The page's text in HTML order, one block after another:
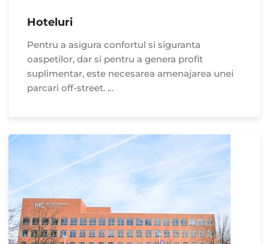
Hoteluri
Pentru a asigura confortul si siguranta
oaspetilor, dar si pentru a genera profit
suplimentar, este necesarea amenajarea unei
parcari off-street. …